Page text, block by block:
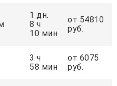
1 дн.
8 ч
10 мин
от 54810
руб.
3 ч
58 мин
от 6075
руб.